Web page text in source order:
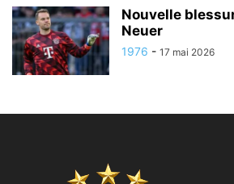
Nouvelle
Neuer
1976 - 17 mai 2026